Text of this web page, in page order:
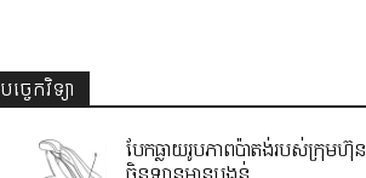
បច្ចេកវិទ្យា
បែកធ្លាយរូបភាពប៉ាតង់របស់ក្រុមហ៊ុន